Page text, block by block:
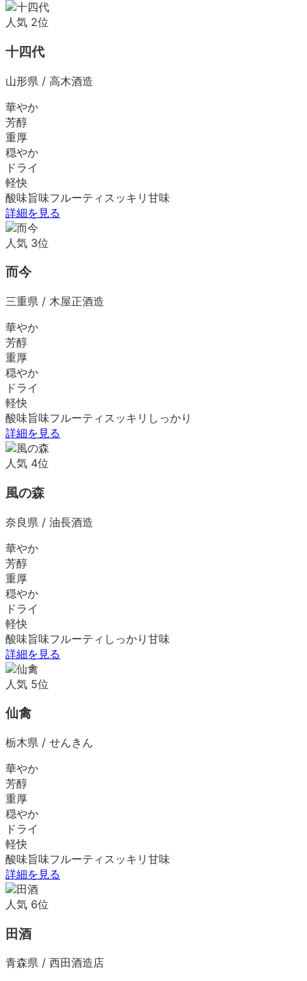
人気 2位
十四代
山形県 / 高木酒造
華やか
芳醇
重厚
穏やか
ドライ
軽快
酸味旨味フルーティ スッキリ 甘味
詳細を見る
人気 3位
而今
三重県 / 木屋正酒造
華やか
芳醇
重厚
穏やか
ドライ
軽快
酸味旨味フルーティ スッキリ しっかり
詳細を見る
人気 4位
風の森
奈良県 / 油長酒造
華やか
芳醇
重厚
穏やか
ドライ
軽快
酸味旨味フルーティ しっかり 甘味
詳細を見る
人気 5位
仙禽
栃木県 / せんきん
華やか
芳醇
重厚
穏やか
ドライ
軽快
酸味旨味フルーティ スッキリ 甘味
詳細を見る
人気 6位
田酒
青森県 / 西田酒造店